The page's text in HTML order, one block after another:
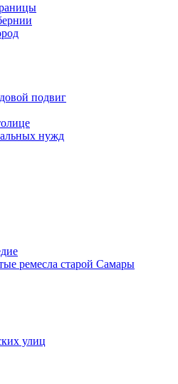
подвиг
нужд
ремесла старой Самары
улиц